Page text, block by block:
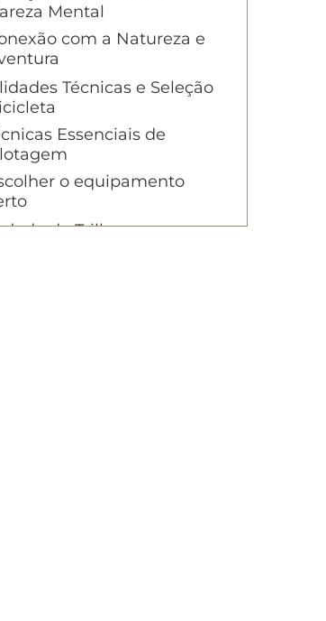
Mental
com a Natureza e
Técnicas e Seleção
Essenciais de
o equipamento
de Trilhas e